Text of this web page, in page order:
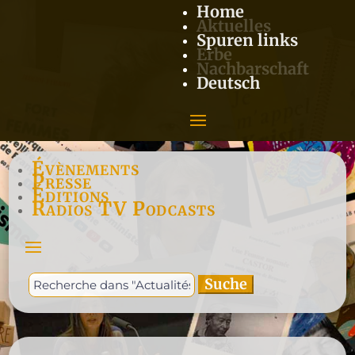
Home
Aktuelles
Spuren links
Erbe
Nachbarschaft
Deutsch
Évènements
Presse
Éditions
Radios TV Podcasts
Suchen
nach: